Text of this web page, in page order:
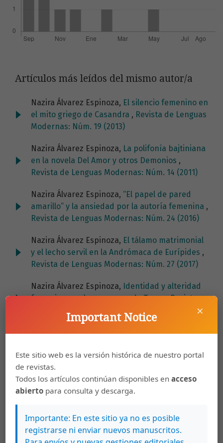
Artículos más leídos del mismo autor/a
Nazira Álvarez Espinoza, El silencio femenino en
el mito griego de Casandra , Revista de Lenguas
Modernas: Núm. 19 (2013)
Nazira Álvarez Espinoza, La polifonía bajtiniana
en la novela Del Amor y otros Demonios ,
Revista de Lenguas Modernas: Núm. 14 (2011)
Nazira Álvarez Espinoza, “El papel de pared
amarillo” y la ansiedad por la autoría femenina ,
Revista de Lenguas Modernas: Núm. 24 (2016)
Nazira Álvarez Espinoza, El tálamo matrimonial
y el lecho servil en la Andrómaca de Eurípides ,
Revista de Lenguas Modernas: Núm. 27 (2017)
Nazira Álvarez Espinoza, Identidad y alteridad
femeninas en la posguerra de Troya,Revista
de Lenguas Modernas: Núm. 26 (2017)
Nazira Álvarez Espinoza,Medea y la heroicidad
Lenguas Modernas: Núm. 29 (2018)
Nazira Álvarez Espinoza,Alcestis, un ideal de
feminidad en el mundo antiguo
Nazira Álvarez Espinoza,Heroicidad e identidad
en la novela helenística Quéreas y Calírroe
×
Important Notice
Este sitio web es la versión histórica de nuestro portal
de revistas.
Todos los artículos continúan disponibles enacceso
abierto para consulta y descarga.
Importante: En este sitio ya no es posible
registrarse ni enviar nuevos manuscritos.